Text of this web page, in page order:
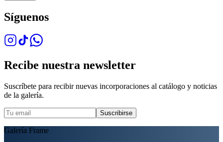
Síguenos
Recibe nuestra newsletter
Suscríbete para recibir nuevas incorporaciones al catálogo y noticias
de la galería.
Suscribirse
Galería Frame